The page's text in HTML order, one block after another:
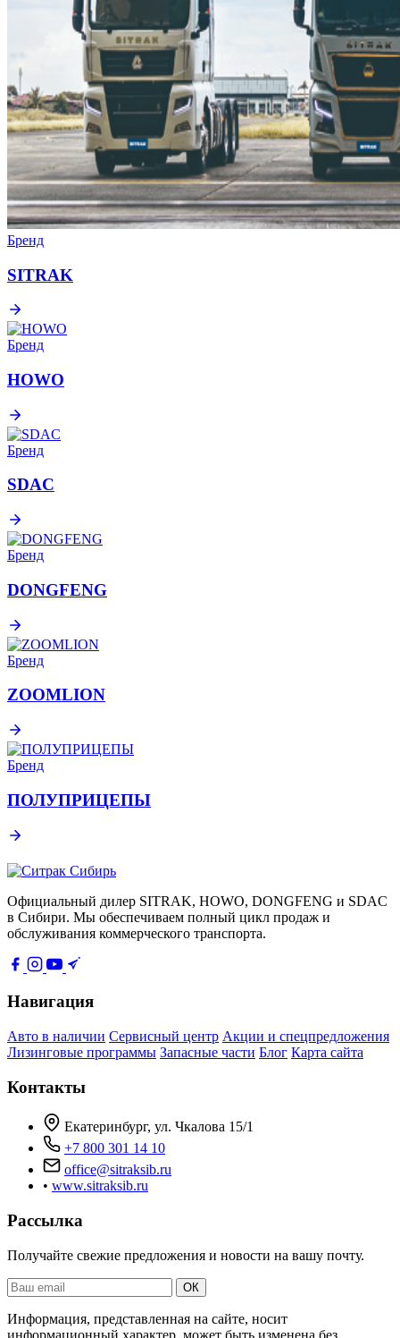
Бренд
SITRAK
Бренд
HOWO
Бренд
SDAC
Бренд
DONGFENG
Бренд
ZOOMLION
Бренд
ПОЛУПРИЦЕПЫ
Официальный дилер SITRAK, HOWO, DONGFENG и SDAC
в Сибири. Мы обеспечиваем полный цикл продаж и
обслуживания коммерческого транспорта.
Навигация
Авто в наличии Сервисный центр Акции и спецпредложения
Лизинговые программы Запасные части Блог Карта сайта
Контакты
Екатеринбург, ул. Чкалова 15/1
+7 800 301 14 10
office@sitraksib.ru
• www.sitraksib.ru
Рассылка
Получайте свежие предложения и новости на вашу почту.
Ваш
email
ОК
Информация, представленная на сайте, носит
информационный характер, может быть изменена без